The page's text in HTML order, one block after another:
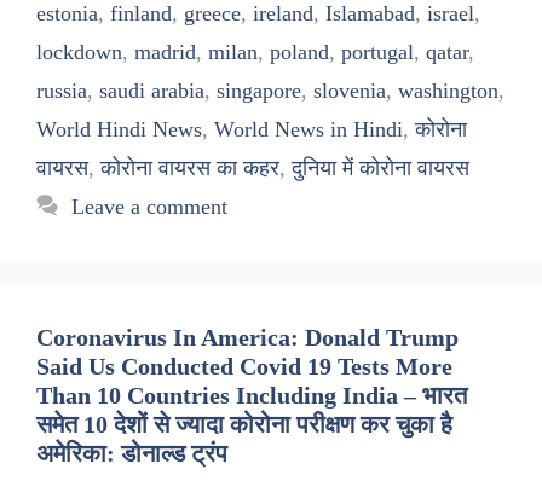
estonia, finland, greece, ireland, Islamabad, israel,
lockdown, madrid, milan, poland, portugal, qatar,
russia, saudi arabia, singapore, slovenia, washington,
World Hindi News, World News in Hindi,कोरोना
वायरस,कोरोना वायरस का कहर,दुनिया में कोरोना वायरस
Leave a comment
Coronavirus In America: Donald Trump
Said Us Conducted Covid 19 Tests More
Than 10 Countries Including India – भारत
समेत 10 देशों से ज्यादा कोरोना परीक्षण कर चुका है
अमेरिका: डोनाल्ड ट्रंप